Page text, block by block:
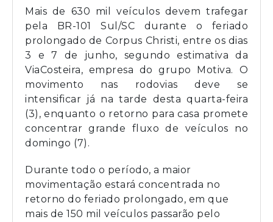
Mais de 630 mil veículos devem trafegar
pela BR-101 Sul/SC durante o feriado
prolongado de Corpus Christi, entre os dias
3 e 7 de junho, segundo estimativa da
ViaCosteira, empresa do grupo Motiva. O
movimento nas rodovias deve se
intensificar já na tarde desta quarta-feira
(3), enquanto o retorno para casa promete
concentrar grande fluxo de veículos no
domingo (7).
Durante todo o período, a maior
movimentação estará concentrada no
retorno do feriado prolongado, em que
mais de 150 mil veículos passarão pelo